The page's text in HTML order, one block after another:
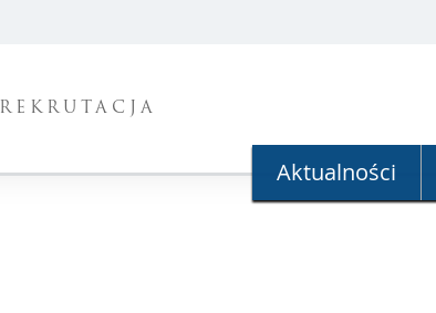
REKRUTACJA
Aktualności